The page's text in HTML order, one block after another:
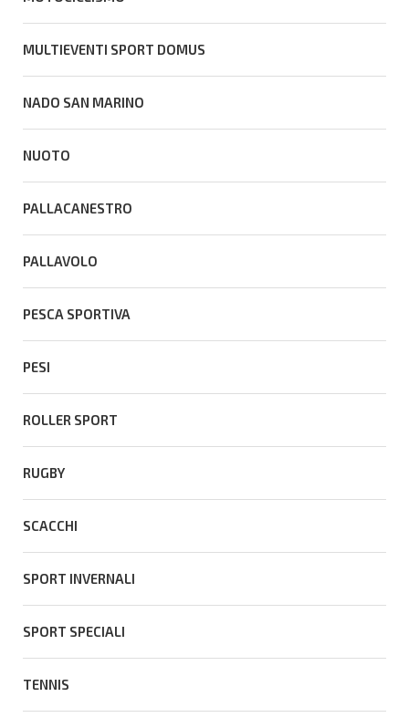
MULTIEVENTI SPORT DOMUS
NADO SAN MARINO
NUOTO
PALLACANESTRO
PALLAVOLO
PESCA SPORTIVA
PESI
ROLLER SPORT
RUGBY
SCACCHI
SPORT INVERNALI
SPORT SPECIALI
TENNIS